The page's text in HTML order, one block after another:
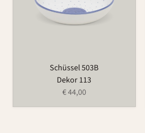
Schüssel 503B
Dekor 113
€ 44,00